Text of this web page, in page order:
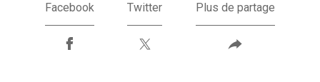
Facebook Twitter Plus de partage